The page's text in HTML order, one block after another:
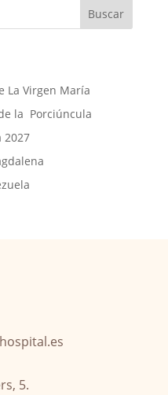
Buscar
La Virgen María
la Porciúncula
2027
5.